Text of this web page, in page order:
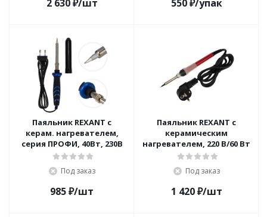
2 630₽/шт 550₽/упак
Паяльник REXANT с
керам. нагревателем,
серия ПРОФИ, 40Вт, 230В
Под заказ
985₽/шт
Паяльник REXANT с
керамическим
нагревателем, 220 В/60 Вт
Под заказ
1 420₽/шт